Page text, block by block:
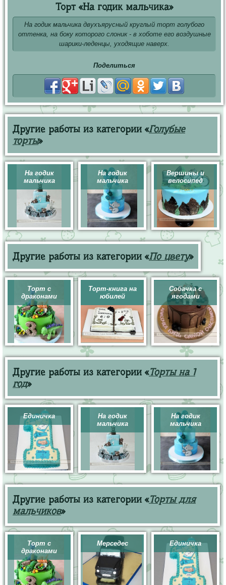
Торт «На годик мальчика»
На годик мальчика двухъярусный круглый торт голубого
оттенка, на боку которого слоник - в хоботе его воздушные
шарики-леденцы, уходящие наверх.
Поделиться
Другие работы из категории «Голубые
торты»
На годик
мальчика
На годик
мальчика
Вершины и
велосипед
Другие работы из категории «По цвету»
Торт с
драконами
Торт-книга на
юбилей
Собачка с
ягодами
Другие работы из категории «Торты на 1
год»
Единичка
На годик
мальчика
На годик
мальчика
Другие работы из категории «Торты для
мальчиков»
Торт с
драконами
Мерседес Единичка